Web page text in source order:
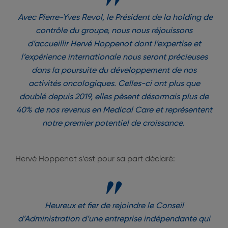
Avec Pierre-Yves Revol, le Président de la holding de
contrôle du groupe, nous nous réjouissons
d’accueillir Hervé Hoppenot dont l’expertise et
l’expérience internationale nous seront précieuses
dans la poursuite du développement de nos
activités oncologiques. Celles-ci ont plus que
doublé depuis 2019, elles pèsent désormais plus de
40% de nos revenus en Medical Care et représentent
notre premier potentiel de croissance.
Hervé Hoppenot s’est pour sa part déclaré:
Heureux et fier de rejoindre le Conseil
d’Administration d’une entreprise indépendante qui